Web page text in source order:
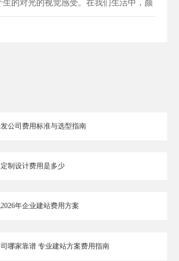
生的对光的视觉感受。在我们生活中，颜
的情绪是密......
公司费用标准与选型指南
制设计费用是多少
年企业建站费用方案
哪家靠谱 专业建站方案费用指南